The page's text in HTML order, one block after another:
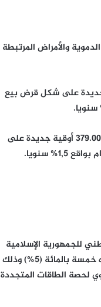
والأمراض المرتبطة
مليون (18.000.000) يورو، أي ما يعادل حوالَى 834.000.000 أوقية جديدة على شكل قرض بيع
ويبلغ القرض الثاني ثمانية ملايين ومائة وثمانين ألف (8.180.000) يورو، أي ما يعادل حوالي 379.000.000 أوقية جديدة على
للجمهورية الإسلامية
الموريتانية برفع نسبة الطاقة المتجددة ضمن مزيجها الكهربائي تدريجيا بمعدل سنوي أدنى قدره خمسة بالمائة (5%) وذلك
لحصة الطاقات المتجددة